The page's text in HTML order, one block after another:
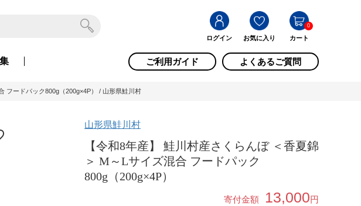
ログイン お気に入り カート
0
ご利用ガイド よくあるご質問
フードパック800g（200g×4P） / 山形県鮭川村
山形県鮭川村
【令和8年産】 鮭川村産さくらんぼ ＜香夏錦
＞ M～Lサイズ混合 フードパック
800g（200g×4P）
寄付金額 13,000円